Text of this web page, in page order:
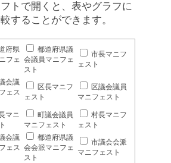
トで開くと、表やグラフに
することができます。
府県
フェ
都道府県議
会議員マニフェ
スト
市長マニフ
ェスト
会議
ェス
区長マニフ
ェスト
区議会議員
マニフェスト
マニ
町議会議員
マニフェスト
村長マニフ
ェスト
会議
ェス
都道府県議
会会派マニフェ
スト
市議会会派
マニフェスト